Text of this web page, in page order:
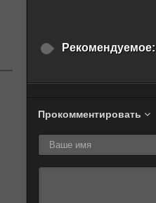
Рекомендуемое:
Прокомментировать